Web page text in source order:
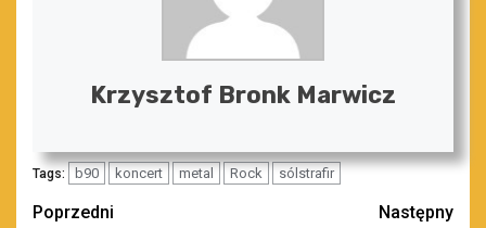
Krzysztof Bronk Marwicz
Tags: b90 koncert metal Rock sólstrafir
Zobacz
Poprzedni
Następny